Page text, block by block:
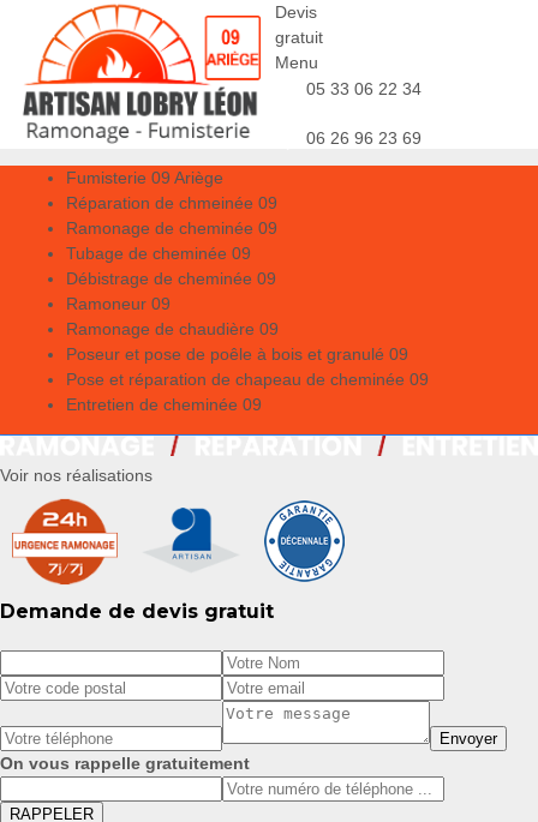
Devis
gratuit
Menu
05 33 06 22 34
06 26 96 23 69
Fumisterie 09 Ariège
Réparation de chmeinée 09
Ramonage de cheminée 09
Tubage de cheminée 09
Débistrage de cheminée 09
Ramoneur 09
Ramonage de chaudière 09
Poseur et pose de poêle à bois et granulé 09
Pose et réparation de chapeau de cheminée 09
Entretien de cheminée 09
Voir nos réalisations
Demande de devis gratuit
On vous rappelle gratuitement